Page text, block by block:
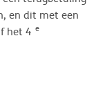
en dit met een
het 4 e